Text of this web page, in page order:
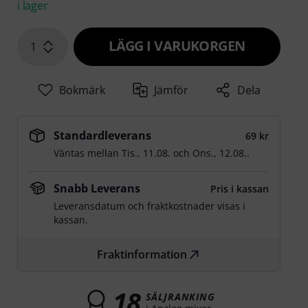
i lager
1 LÄGG I VARUKORGEN
Bokmärk Jämför Dela
Standardleverans
69 kr
Väntas mellanTis., 11.08. och Ons., 12.08..
Snabb Leverans
Pris i kassan
Leveransdatum och fraktkostnader visas i
kassan.
Fraktinformation
SÄLJRANKING